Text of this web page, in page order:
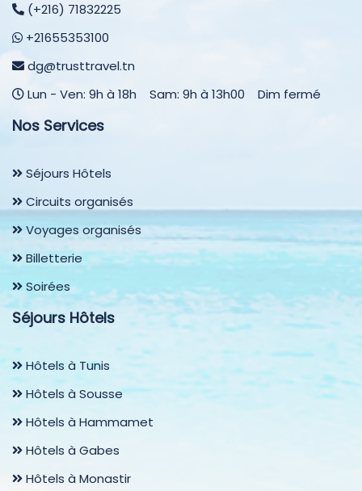
(+216) 71832225
+21655353100
dg@trusttravel.tn
Lun - Ven: 9h à 18h Sam: 9h à 13h00 Dim fermé
Nos Services
Séjours Hôtels
Circuits organisés
Voyages organisés
Billetterie
Soirées
Séjours Hôtels
Hôtels à Tunis
Hôtels à Sousse
Hôtels à Hammamet
Hôtels à Gabes
Hôtels à Monastir